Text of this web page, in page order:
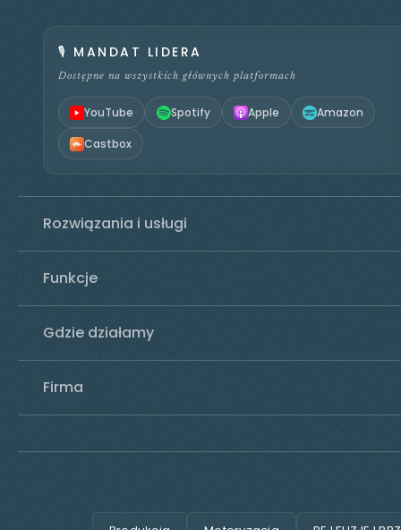
🎙️ MANDAT LIDERA
Dostępne na wszystkich głównych platformach
YouTube Spotify Apple Amazon
Castbox
Rozwiązania i usługi
Funkcje
Gdzie działamy
Firma